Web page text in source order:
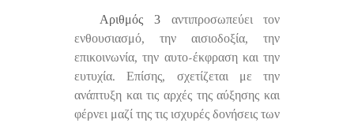
Αριθμός 3 αντιπροσωπεύει τον
ενθουσιασμό, την αισιοδοξία, την
επικοινωνία, την αυτο-έκφραση και την
ευτυχία. Επίσης, σχετίζεται με την
ανάπτυξη και τις αρχές της αύξησης και
φέρνει μαζί της τις ισχυρές δονήσεις των